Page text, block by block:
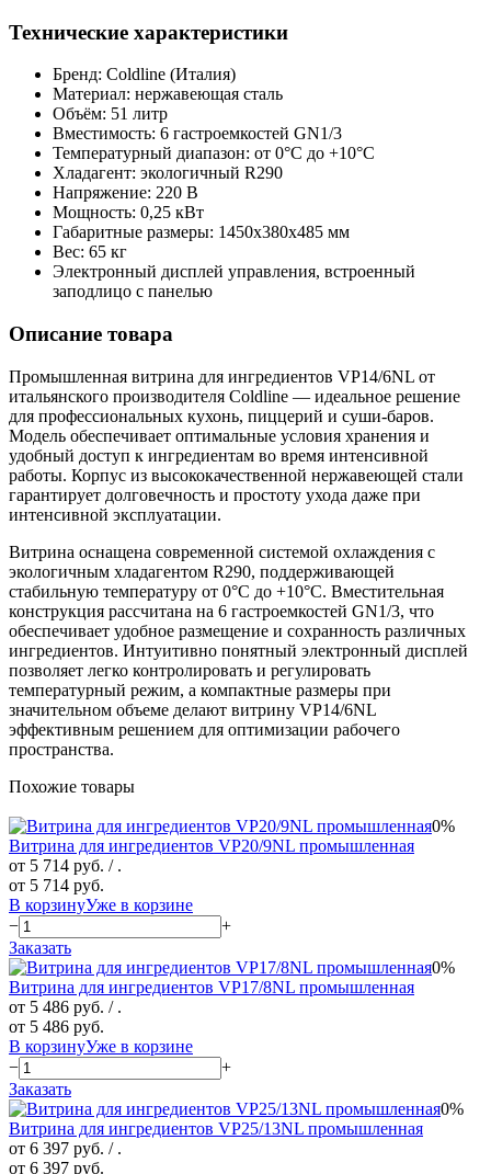
Технические характеристики
Бренд: Coldline (Италия)
Материал: нержавеющая сталь
Объём: 51 литр
Вместимость: 6 гастроемкостей GN1/3
Температурный диапазон: от 0°C до +10°C
Хладагент: экологичный R290
Напряжение: 220 В
Мощность: 0,25 кВт
Габаритные размеры: 1450x380x485 мм
Вес: 65 кг
Электронный дисплей управления, встроенный
заподлицо с панелью
Описание товара
Промышленная витрина для ингредиентов VP14/6NL от
итальянского производителя Coldline — идеальное решение
для профессиональных кухонь, пиццерий и суши-баров.
Модель обеспечивает оптимальные условия хранения и
удобный доступ к ингредиентам во время интенсивной
работы. Корпус из высококачественной нержавеющей стали
гарантирует долговечность и простоту ухода даже при
интенсивной эксплуатации.
Витрина оснащена современной системой охлаждения с
экологичным хладагентом R290, поддерживающей
стабильную температуру от 0°C до +10°C. Вместительная
конструкция рассчитана на 6 гастроемкостей GN1/3, что
обеспечивает удобное размещение и сохранность различных
ингредиентов. Интуитивно понятный электронный дисплей
позволяет легко контролировать и регулировать
температурный режим, а компактные размеры при
значительном объеме делают витрину VP14/6NL
эффективным решением для оптимизации рабочего
пространства.
Похожие товары
0%
Витрина для ингредиентов VP20/9NL промышленная
от 5 714 руб. / .
от 5 714 руб.
В корзинуУже в корзине
−
+
Заказать
0%
Витрина для ингредиентов VP17/8NL промышленная
от 5 486 руб. / .
от 5 486 руб.
В корзинуУже в корзине
−
+
Заказать
0%
Витрина для ингредиентов VP25/13NL промышленная
от 6 397 руб. / .
от 6 397 руб.